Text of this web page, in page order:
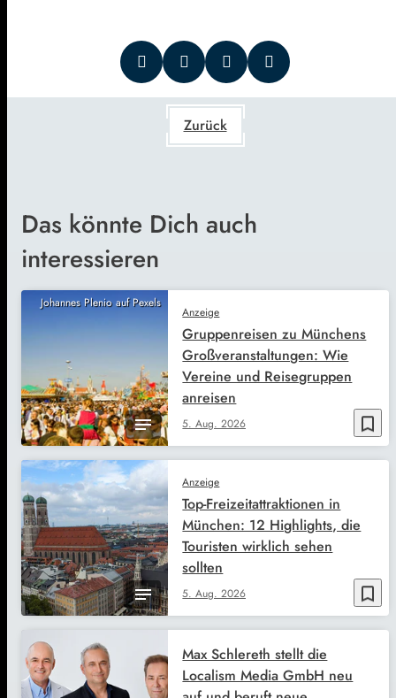
Zurück
Das könnte Dich auch
interessieren
Johannes Plenio auf Pexels
bookmark_border
Anzeige
5. Aug. 2026
Gruppenreisen zu Münchens
Großveranstaltungen: Wie
Vereine und Reisegruppen
anreisen
bookmark_border
Anzeige
5. Aug. 2026
Top-Freizeitattraktionen in
München: 12 Highlights, die
Touristen wirklich sehen
sollten
Max Schlereth stellt die
Localism Media GmbH neu